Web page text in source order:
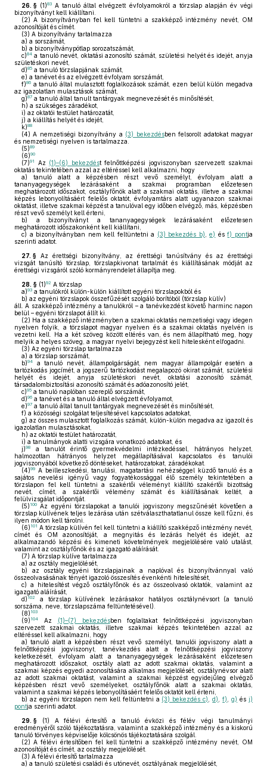
26. § (1)83 A tanuló által elvégzett évfolyamokról a törzslap alapján év végi
bizonyítványt kell kiállítani.
(2) A bizonyítványban fel kell tüntetni a szakképző intézmény nevét, OM
azonosítóját és címét.
(3) A bizonyítvány tartalmazza
a) a sorszámát,
b) a bizonyítványpótlap sorozatszámát,
c)84 a tanuló nevét, oktatási azonosító számát, születési helyét és idejét, anyja
születéskori nevét,
d)85 a tanuló törzslapjának számát,
e) a tanévet és az elvégzett évfolyam sorszámát,
f)86 a tanuló által mulasztott foglalkozások számát, ezen belül külön megadva
az igazolatlan mulasztások számát,
g)87 a tanuló által tanult tantárgyak megnevezését és minősítését,
h) a szükséges záradékot,
i) az oktatói testület határozatát,
j) a kiállítás helyét és idejét,
k)88
(4) A nemzetiségi bizonyítvány a (3) bekezdésben felsorolt adatokat magyar
és nemzetiségi nyelven is tartalmazza.
(5)89
(6)90
(7)91 Az (1)–(6) bekezdést felnőttképzési jogviszonyban szervezett szakmai
oktatás tekintetében azzal az eltéréssel kell alkalmazni, hogy
a) tanuló alatt a képzésben részt vevő személyt, évfolyam alatt a
tananyagegységek lezárásaként a szakmai programban előzetesen
meghatározott időszakot, osztályfőnök alatt a szakmai oktatás, illetve a szakmai
képzés lebonyolításáért felelős oktatót, évfolyamtárs alatt ugyanazon szakmai
oktatást, illetve szakmai képzést a tanulóval egy időben elvégző, más, képzésben
részt vevő személyt kell érteni,
b) a bizonyítványt a tananyagegységek lezárásaként előzetesen
meghatározott időszakonként kell kiállítani,
c) a bizonyítványban nem kell feltüntetni a (3) bekezdés b) ,e) ésf) pontja
szerinti adatot.
27. § Az érettségi bizonyítvány, az érettségi tanúsítvány és az érettségi
vizsgát tanúsító törzslap, törzslapkivonat tartalmát és kiállításának módját az
érettségi vizsgáról szóló kormányrendelet állapítja meg.
28. § (1)92 A törzslap
a)93 a tanulókról külön-külön kiállított egyéni törzslapokból és
b) az egyéni törzslapok összefűzését szolgáló borítóból (törzslap külív)
áll. A szakképző intézmény a tanulókról – a tanévkezdést követő harminc napon
belül – egyéni törzslapot állít ki.
(2) Ha a szakképző intézményben a szakmai oktatás nemzetiségi vagy idegen
nyelven folyik, a törzslapot magyar nyelven és a szakmai oktatás nyelvén is
vezetni kell. Ha a két szöveg között eltérés van, és nem állapítható meg, hogy
melyik a helyes szöveg, a magyar nyelvi bejegyzést kell hitelesként elfogadni.
(3) Az egyéni törzslap tartalmazza
a) a törzslap sorszámát,
b)94
a tanuló nevét, állampolgárságát, nem magyar állampolgár esetén a
tartózkodás jogcímét, a jogszerű tartózkodást megalapozó okirat számát, születési
helyét és idejét, anyja születéskori nevét, oktatási azonosító számát,
társadalombiztosítási azonosító számát és adóazonosító jelét,
c)95 a tanuló naplóban szereplő sorszámát,
d)96 a tanévet és a tanuló által elvégzett évfolyamot,
e)97 a tanuló által tanult tantárgyak megnevezését és minősítését,
f) a közösségi szolgálat teljesítésével kapcsolatos adatokat,
g) az összes mulasztott foglalkozás számát, külön-külön megadva az igazolt és
igazolatlan mulasztásokat,
h) az oktatói testület határozatát,
i) a tanulmányok alatti vizsgára vonatkozó adatokat, és
j)98
a tanulót érintő gyermekvédelmi intézkedéssel, hátrányos helyzet,
halmozottan hátrányos helyzet megállapításával kapcsolatos és tanulói
jogviszonyából következő döntéseket, határozatokat, záradékokat.
(4)99 A beilleszkedési, tanulási, magatartási nehézséggel küzdő tanuló és a
sajátos nevelési igényű vagy fogyatékossággal élő személy tekintetében a
törzslapon fel kell tüntetni a szakértői véleményt kiállító szakértői bizottság
nevét, címét, a szakértői vélemény számát és kiállításának keltét, a
felülvizsgálat időpontját.
(5) 100 Az egyéni törzslapokat a tanulói jogviszony megszűnését követően a
törzslap külívének teljes lezárása után szétválaszthatatlanul össze kell fűzni, és
ilyen módon kell tárolni.
(6) 101 A törzslap külívén fel kell tüntetni a kiállító szakképző intézmény nevét,
címét és OM azonosítóját, a megnyitás és lezárás helyét és idejét, az
alkalmazandó képzési és kimeneti követelmények megjelölésére való utalást,
valamint az osztályfőnök és az igazgató aláírását.
(7) A törzslap külíve tartalmazza
a) az osztály megjelölését,
b) az osztály egyéni törzslapjainak a naplóval és bizonyítvánnyal való
összeolvasásának tényét igazoló összesítés évenkénti hitelesítését,
c) a hitelesítést végző osztályfőnök és az összeolvasó oktatók, valamint az
igazgató aláírását,
d) 102
a törzslap külívének lezárásakor hatályos osztálynévsort (a tanuló
sorszáma, neve, törzslapszáma feltüntetésével).
(8) 103
(9) 104 Az (1)–(7) bekezdésben foglaltakat felnőttképzési jogviszonyban
szervezett szakmai oktatás, illetve szakmai képzés tekintetében azzal az
eltéréssel kell alkalmazni, hogy
a) tanuló alatt a képzésben részt vevő személyt, tanulói jogviszony alatt a
felnőttképzési jogviszonyt, tanévkezdés alatt a felnőttképzési jogviszony
keletkezését, évfolyam alatt a tananyagegységek lezárásaként előzetesen
meghatározott időszakot, osztály alatt az adott szakmai oktatás, valamint a
szakmai képzés egyedi azonosítására alkalmas megjelölését, osztálynévsor alatt
az adott szakmai oktatást, valamint a szakmai képzést egyidejűleg elvégző
képzésben részt vevő személyeket, osztályfőnök alatt a szakmai oktatás,
valamint a szakmai képzés lebonyolításáért felelős oktatót kell érteni,
b) az egyéni törzslapon nem kell feltüntetni a (3) bekezdés c) ,d) ,f) ,g) ésj)
pontja szerinti adatot.
29. § (1) A félévi értesítő a tanuló évközi és félév végi tanulmányi
eredményéről szóló tájékoztatásra, valamint a szakképző intézmény és a kiskorú
tanuló törvényes képviselője kölcsönös tájékoztatására szolgál.
(2) A félévi értesítőben fel kell tüntetni a szakképző intézmény nevét, OM
azonosítóját és címét, az osztály megjelölését.
(3) A félévi értesítő tartalmazza
a) a tanuló születési családi és utónevét, osztályának megjelölését,